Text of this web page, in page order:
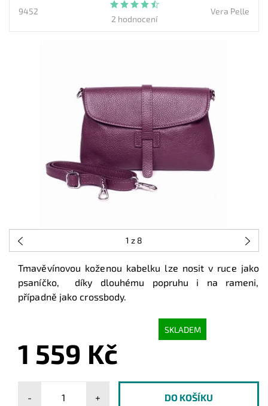
9452
2 hodnocení
Vera Pelle
1 z 8
Tmavěvínovou koženou kabelku lze nosit v ruce jako
psaníčko, díky dlouhému popruhu i na rameni,
případně jako crossbody.
SKLADEM
1 559 Kč
- +